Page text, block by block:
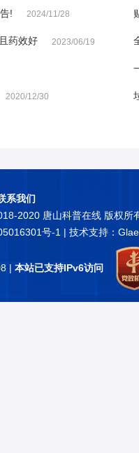
! 2024/11/28
药效好 2023/06/19
2020/12/30
系我们
2020 唐山科普在线 版权所
号-1 | 技术支持：
| 本站已支持IPv6访问